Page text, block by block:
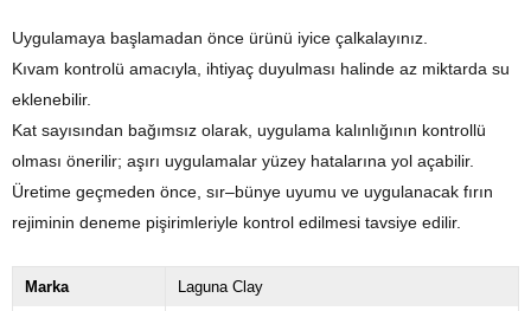
Uygulamaya başlamadan önce ürünü iyice çalkalayınız.
Kıvam kontrolü amacıyla, ihtiyaç duyulması halinde az miktarda su
eklenebilir.
Kat sayısından bağımsız olarak, uygulama kalınlığının kontrollü
olması önerilir; aşırı uygulamalar yüzey hatalarına yol açabilir.
Üretime geçmeden önce, sır–bünye uyumu ve uygulanacak fırın
rejiminin deneme pişirimleriyle kontrol edilmesi tavsiye edilir.
Marka Laguna Clay